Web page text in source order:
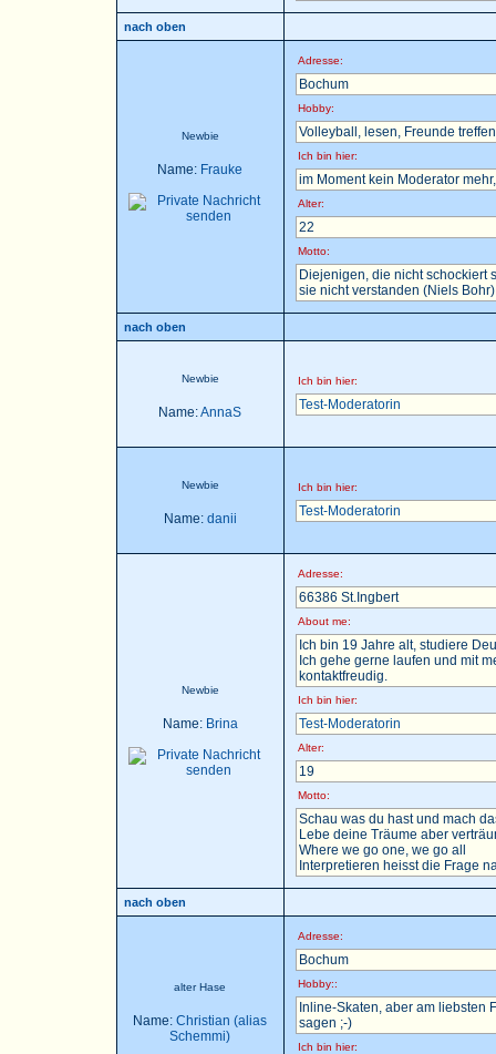
nach oben
Newbie
Name: Frauke
Adresse:
Bochum
Hobby:
Volleyball, lesen, Freunde
Ich bin hier:
im Moment kein Moderator
Alter:
22
Motto:
Diejenigen, die nicht schockiert
sie nicht verstanden (Niels Bohr)
nach oben
Newbie
Name:AnnaS
Ich bin hier:
Test-Moderatorin
Newbie
Name: danii
Ich bin hier:
Test-Moderatorin
Newbie
Name: Brina
Adresse:
66386 St.Ingbert
About me:
Ich bin 19 Jahre alt, studiere
Ich gehe gerne laufen und mit
kontaktfreudig.
Ich bin hier:
Test-Moderatorin
Alter:
19
Motto:
Schau was du hast und mach
Lebe deine Träume aber
Where we go one, we go all
Interpretieren heisst die Frage
nach oben
alter Hase
Name: Christian (alias
Schemmi)
Adresse:
Bochum
Hobby::
Inline-Skaten, aber am liebsten
sagen ;-)
Ich bin hier: